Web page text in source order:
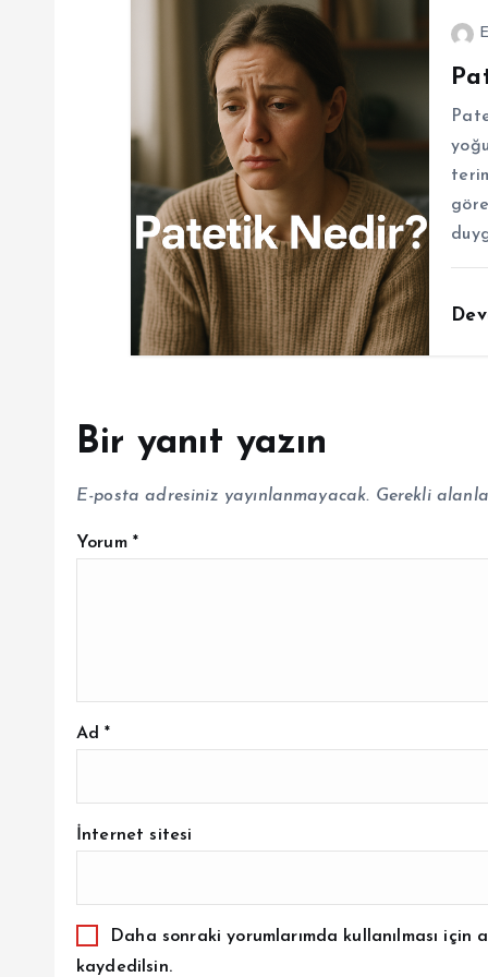
Bir yanıt yazın
E-posta adresiniz yayınlanmayacak. Gerekli
Yorum *
Ad*
İnternet sitesi
Daha sonraki yorumlarımda kullanılması için
kaydedilsin.